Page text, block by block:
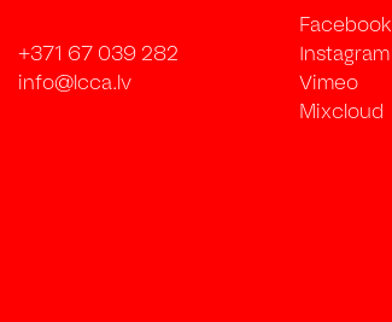
+371 67 039 282
info@lcca.lv
Facebook
Instagram
Vimeo
Mixcloud